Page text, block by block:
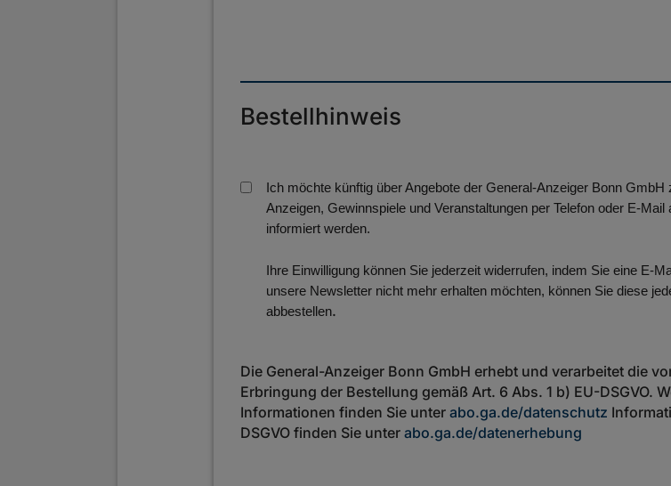
Bestellhinweis
Ich möchte künftig über Angebote der General-Anzeiger Bonn
Anzeigen, Gewinnspiele und Veranstaltungen per Telefon oder E-
informiert werden.
Ihre Einwilligung können Sie jederzeit widerrufen, indem Sie eine E-
unsere Newsletter nicht mehr erhalten möchten, können Sie diese
abbestellen.
Die General-Anzeiger Bonn GmbH erhebt und verarbeitet die
Erbringung der Bestellung gemäß Art. 6 Abs. 1 b) EU-DSGVO.
Informationen finden Sie unter abo.ga.de/datenschutz
DSGVO finden Sie unter abo.ga.de/datenerhebung